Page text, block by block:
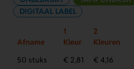
DIGITAAL LABEL
Afname
1
Kleur
2
Kleuren
50 stuks
€ 2,81 € 4,16